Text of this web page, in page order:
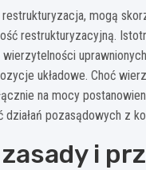
mogą
restrukturyzacyjną.
układowe. Choć
na mocy
pozasądowych z
i